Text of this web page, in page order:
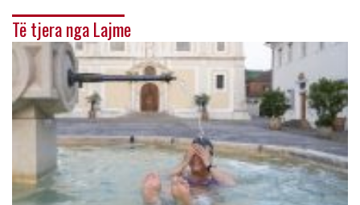
Të tjera nga Lajme